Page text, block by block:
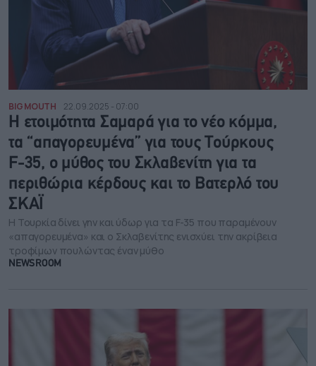
BIG MOUTH 22.09.2025 - 07:00
Η ετοιμότητα Σαμαρά για το νέο κόμμα,
τα “απαγορευμένα” για τους Τούρκους
F-35, ο μύθος του Σκλαβενίτη για τα
περιθώρια κέρδους και το Βατερλό του
ΣΚΑΪ
Η Τουρκία δίνει γην και ύδωρ για τα F-35 που παραμένουν
«απαγορευμένα» και ο Σκλαβενίτης ενισχύει την ακρίβεια
τροφίμων πουλώντας έναν μύθο
NEWSROOM